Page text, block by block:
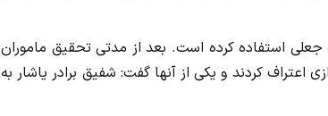
استفاده کرده است. بعد از مدتی تحقیق ماموران
اعتراف کردند و یکی از آنها گفت: شفیق برادر یاشار به